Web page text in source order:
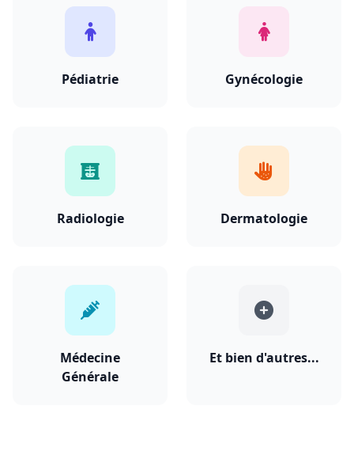
Pédiatrie Gynécologie
Radiologie Dermatologie
Médecine
Générale
Et bien d'autres...